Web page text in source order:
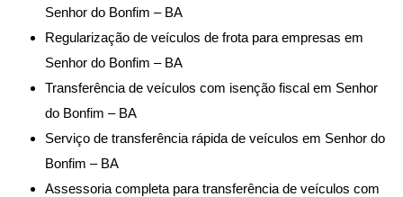
Senhor do Bonfim – BA
Regularização de veículos de frota para empresas em
Senhor do Bonfim – BA
Transferência de veículos com isenção fiscal em Senhor
do Bonfim – BA
Serviço de transferência rápida de veículos em Senhor do
Bonfim – BA
Assessoria completa para transferência de veículos com